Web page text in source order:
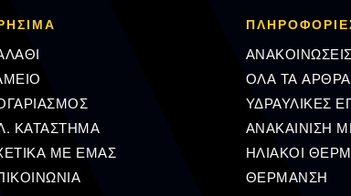
ΚΑΤΑΣΤΗΜΑ
ΜΕ ΕΜΑΣ
ΑΝΑΚΟΙΝΩΣΕΙΣ
ΟΛΑ ΤΑ ΑΡΘΡΑ
ΥΔΡΑΥΛΙΚΕΣ
ΑΝΑΚΑΙΝΙΣΗ
ΗΛΙΑΚΟΙ
ΘΕΡΜΑΝΣΗ